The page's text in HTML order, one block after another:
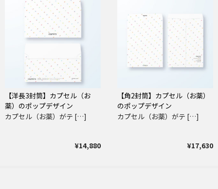
【洋長3封筒】カプセル（お
薬）のポップデザイン
カプセル（お薬）がテ […]
¥14,880
【角2封筒】カプセル（お薬）
のポップデザイン
カプセル（お薬）がテ […]
¥17,630